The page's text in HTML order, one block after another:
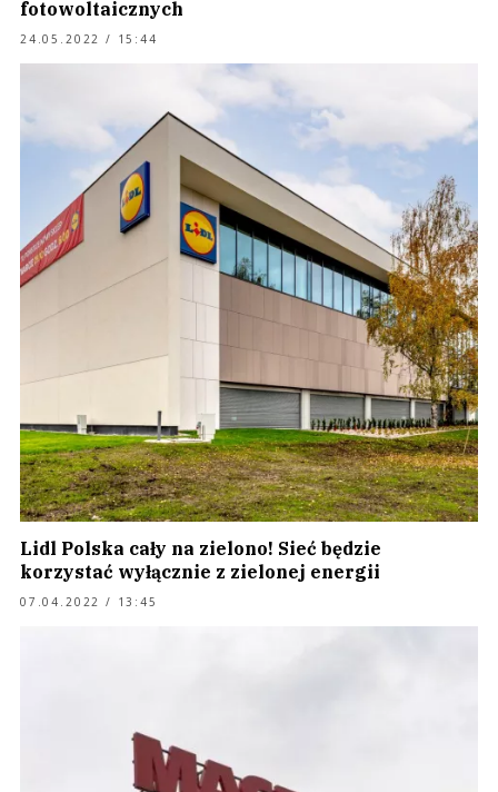
fotowoltaicznych
24.05.2022 / 15:44
Lidl Polska cały na zielono! Sieć będzie
korzystać wyłącznie z zielonej energii
07.04.2022 / 13:45